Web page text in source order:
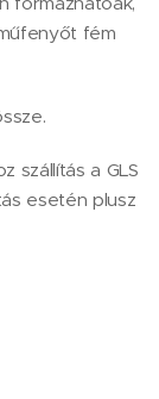
fém
szállítás a GLS
esetén plusz